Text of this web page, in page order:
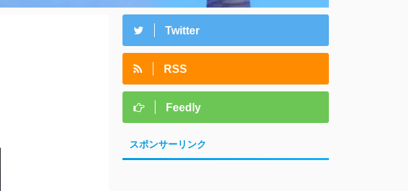
Twitter
RSS
Feedly
スポンサーリンク